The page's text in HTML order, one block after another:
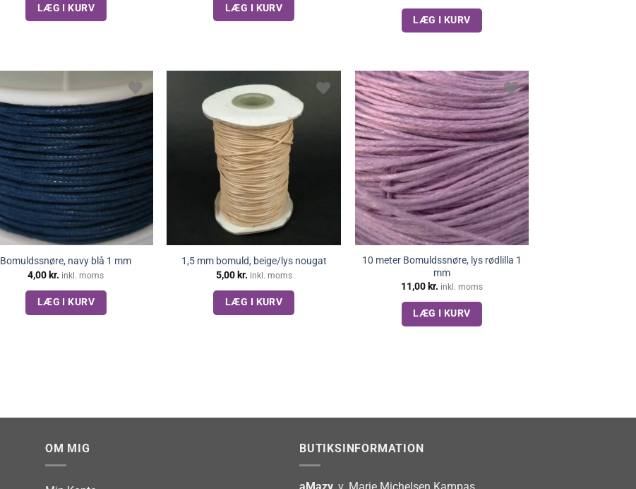
LÆG I KURV LÆG I KURV
LÆG I KURV
Bomuldssnøre, navy blå 1 mm
4,00 kr. inkl. moms
LÆG I KURV
1,5 mm bomuld, beige/lys nougat
5,00 kr. inkl. moms
LÆG I KURV
10 meter Bomuldssnøre, lys rødlilla 1
mm
11,00 kr. inkl. moms
LÆG I KURV
OM MIG BUTIKSINFORMATION